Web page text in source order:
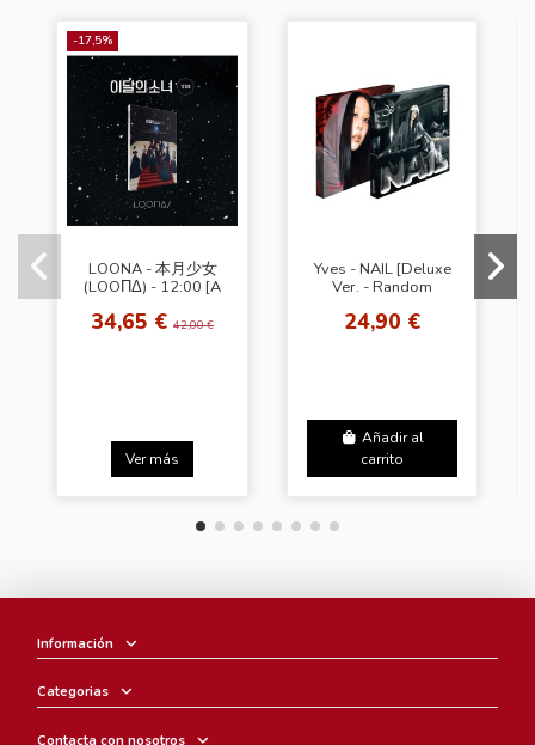
-17,5%
LOONA - 本月少女
(LOOΠΔ) - 12:00 [A
34,65 €42,00 €
Ver más
Yves - NAIL [Deluxe
Ver. - Random
24,90 €
Añadir al
carrito
Información
Categorias
Contacta con nosotros